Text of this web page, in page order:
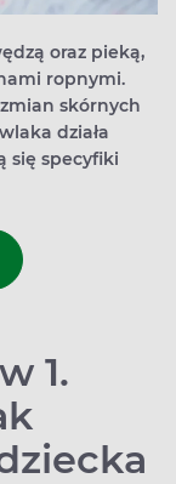
oraz pieką,
ropnymi.
skórnych
działa
się specyfiki
1.